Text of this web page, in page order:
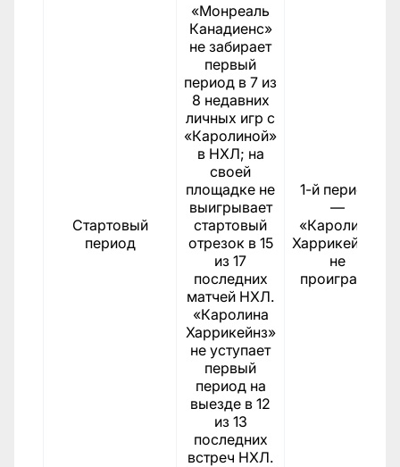
Стартовый
период
«Монреаль
Канадиенс»
не забирает
первый
период в 7 из
8 недавних
личных игр с
«Каролиной»
в НХЛ; на
своей
площадке не
выигрывает
стартовый
отрезок в 15
из 17
последних
матчей НХЛ.
«Каролина
Харрикейнз»
не уступает
первый
период на
выезде в 12
из 13
последних
встреч НХЛ.
1-й период
—
«Каролина
Харрикейнз»
не
проиграет.